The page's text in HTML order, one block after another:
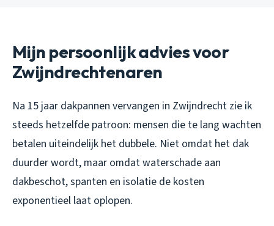
Mijn persoonlijk advies voor
Zwijndrechtenaren
Na 15 jaar dakpannen vervangen in Zwijndrecht zie ik
steeds hetzelfde patroon: mensen die te lang wachten
betalen uiteindelijk het dubbele. Niet omdat het dak
duurder wordt, maar omdat waterschade aan
dakbeschot, spanten en isolatie de kosten
exponentieel laat oplopen.